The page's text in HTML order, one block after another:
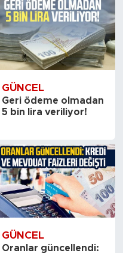
GÜNCEL
Geri ödeme olmadan
5 bin lira veriliyor!
GÜNCEL
Oranlar güncellendi: